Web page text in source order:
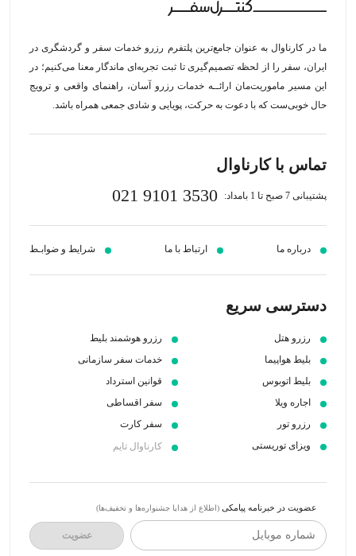
ما در کارناوال به عنوان جامع‌ترین پلتفرم رزرو خدمات سفر و گردشگری در
ایران، سفر را از لحظه‌ تصمیم‌گیری تا ثبت تجربه‌ای ماندگار معنا می‌کنیم؛ در
این مسیر‍ ماموریت‌مان اراﺋــﻪ خدمات رزرو آسان، راهنمای واقعی و ترویج
حال خوبی‌ست که با دعوت به حرکت، پویایی و شادی جمعی همراه باشد.
تماس با کارناوال
پشتیبانی 7 صبح تا 1 بامداد: 021 9101 3530
درباره ما ارتباط با ما شرایط و ضوابـط
دسترسی سریع
رزرو هتل
بلیط هواپیما
بلیط اتوبوس
اجاره ویلا
رزرو تور
ویزای توریستی
رزرو هوشمند بلیط
خدمات سفر سازمانی
قوانین استرداد
سفر اقساطی
سفر کارت
کارناوال تایم
عضویت در خبرنامه پیامکی (اطلاع از هدایا جشنواره‌ها و تخفیف‌ها)
شماره موبایل عضویت